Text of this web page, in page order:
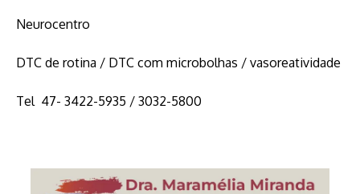
Neurocentro
DTC de rotina / DTC com microbolhas / vasoreatividade
Tel 47- 3422-5935 / 3032-5800